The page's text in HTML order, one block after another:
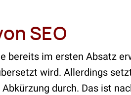
SEO
bereits im ersten Absatz
wird. Allerdings
durch. Das ist